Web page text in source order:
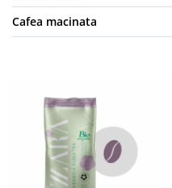
Cafea macinata